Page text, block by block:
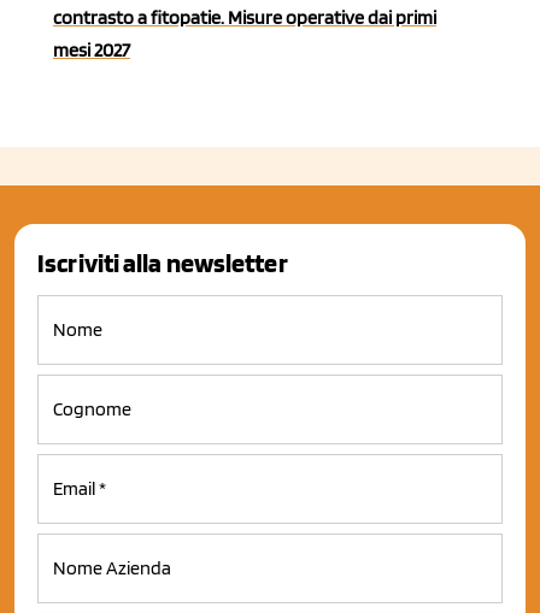
contrasto a fitopatie. Misure operative dai primi
mesi 2027
Iscriviti alla newsletter